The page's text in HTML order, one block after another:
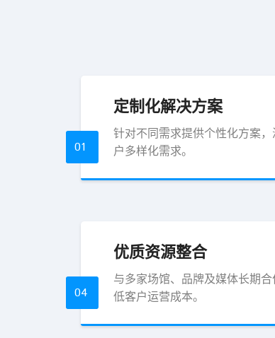
01
定制化解决方案
针对不同需求提供个性化方案，
户多样化需求。
04
优质资源整合
与多家场馆、品牌及媒体长期
低客户运营成本。